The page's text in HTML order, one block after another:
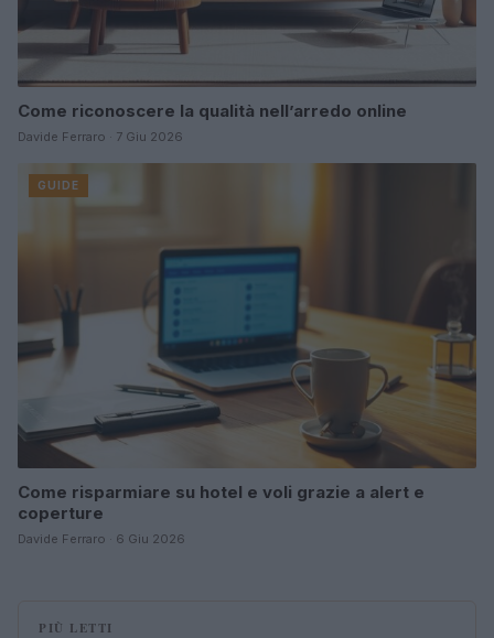
Come riconoscere la qualità nell’arredo online
Davide Ferraro · 7 Giu 2026
GUIDE
Come risparmiare su hotel e voli grazie a alert e
coperture
Davide Ferraro · 6 Giu 2026
PIÙ LETTI